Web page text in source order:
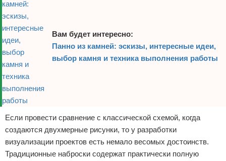
Вам будет интересно:
Панно из камней: эскизы, интересные идеи,
выбор камня и техника выполнения работы
Если провести сравнение с классической схемой, когда
создаются двухмерные рисунки, то у разработки
визуализации проектов есть немало весомых достоинств.
Традиционные наброски содержат практически полную